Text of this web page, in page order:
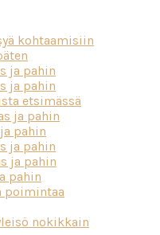
kohtaamisiin
ja pahin
ja pahin
etsimässä
ja pahin
pahin
ja pahin
ja pahin
pahin
poimintaa
nokikkain